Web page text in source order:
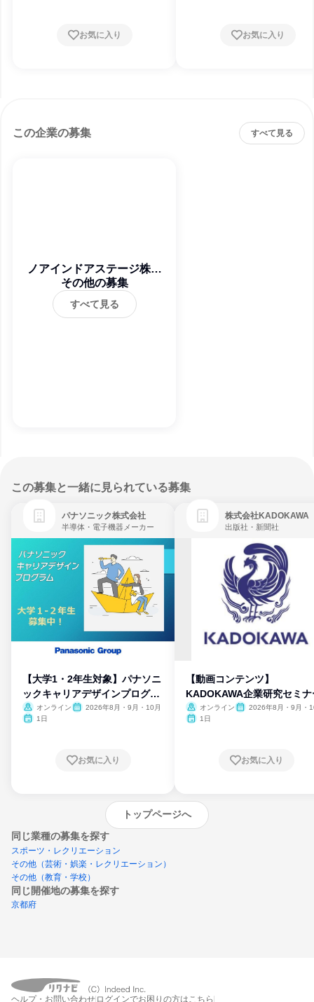
お気に入り お気に入り
この企業の募集 すべて見る
ノアインドアステージ株式
会社
その他の募集
すべて見る
この募集と一緒に見られている募集
パナソニック株式会社
半導体・電子機器メーカー
【大学1・2年生対象】パナソニ
ックキャリアデザインプログラ
ム
オンライン
2026年8月・9月・10月
1日
お気に入り
株式会社KADOKAWA
出版社・新聞社
【動画コンテンツ】
KADOKAWA企業研究セミナ
オンライン
2026年8月・9月・
1日
お気に入り
トップページへ
同じ業種の募集を探す
スポーツ・レクリエーション
その他（芸術・娯楽・レクリエーション）
その他（教育・学校）
同じ開催地の募集を探す
京都府
エントリーするとプログラムの詳細案内を
ヘルプ・お問い合わせ ログインでお困りの方はこちら